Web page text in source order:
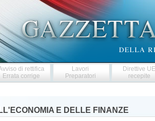
di rettifica
Errata corrige
Lavori
Preparatori
Direttive
recepite
E DELLE FINANZE